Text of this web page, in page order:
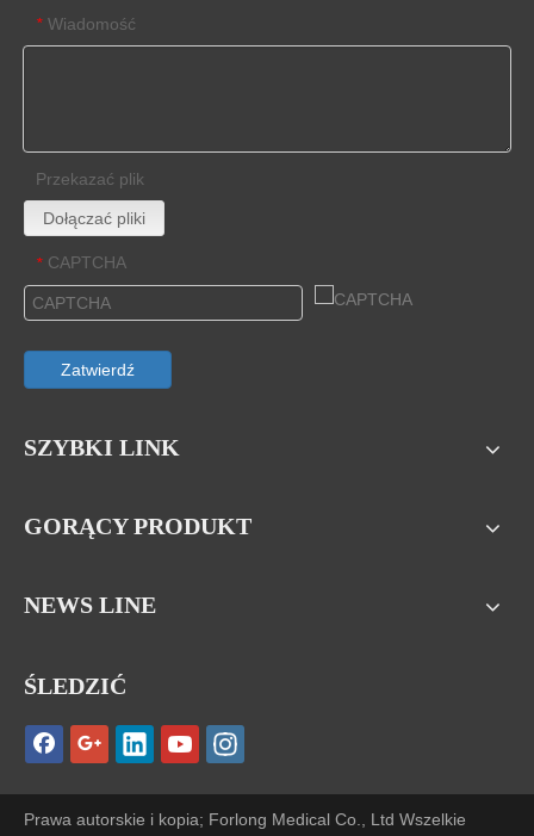
* Wiadomość
Przekazać plik
Dołączać pliki
* CAPTCHA
Zatwierdź
SZYBKI LINK
GORĄCY PRODUKT
NEWS LINE
ŚLEDZIĆ
Prawa autorskie i kopia; Forlong Medical Co., Ltd Wszelkie